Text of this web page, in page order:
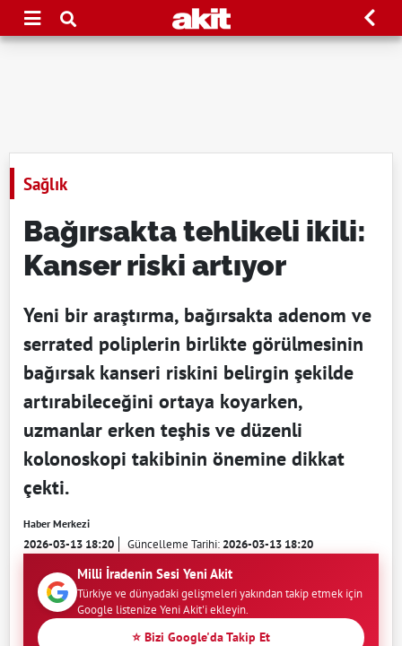
Sağlık
Bağırsakta tehlikeli ikili:
Kanser riski artıyor
Yeni bir araştırma, bağırsakta adenom ve
serrated poliplerin birlikte görülmesinin
bağırsak kanseri riskini belirgin şekilde
artırabileceğini ortaya koyarken,
uzmanlar erken teşhis ve düzenli
kolonoskopi takibinin önemine dikkat
çekti.
Haber Merkezi
2026-03-13 18:20 Güncelleme Tarihi:2026-03-13 18:20
Milli İradenin Sesi Yeni Akit
Türkiye ve dünyadaki gelişmeleri yakından takip etmek için
Google listenize Yeni Akit'i ekleyin.
⭐ Bizi Google'da Takip Et